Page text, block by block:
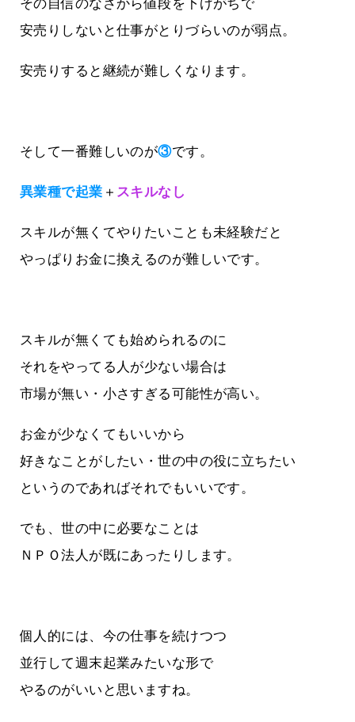
その自信のなさから値段を下げがちで
安売りしないと仕事がとりづらいのが弱点。
安売りすると継続が難しくなります。
そして一番難しいのが③です。
異業種で起業 ＋ スキルなし
スキルが無くてやりたいことも未経験だと
やっぱりお金に換えるのが難しいです。
スキルが無くても始められるのに
それをやってる人が少ない場合は
市場が無い・小さすぎる可能性が高い。
お金が少なくてもいいから
好きなことがしたい・世の中の役に立ちたい
というのであればそれでもいいです。
でも、世の中に必要なことは
ＮＰＯ法人が既にあったりします。
個人的には、今の仕事を続けつつ
並行して週末起業みたいな形で
やるのがいいと思いますね。